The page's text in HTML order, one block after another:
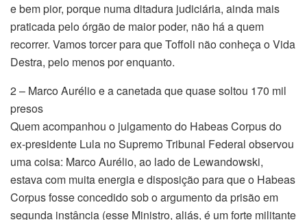
e bem pior, porque numa ditadura judiciária, ainda mais
praticada pelo órgão de maior poder, não há a quem
recorrer. Vamos torcer para que Toffoli não conheça o Vida
Destra, pelo menos por enquanto.
2 – Marco Aurélio e a canetada que quase soltou 170 mil
presos
Quem acompanhou o julgamento do Habeas Corpus do
ex-presidente Lula no Supremo Tribunal Federal observou
uma coisa: Marco Aurélio, ao lado de Lewandowski,
estava com muita energia e disposição para que o Habeas
Corpus fosse concedido sob o argumento da prisão em
segunda instância (esse Ministro, aliás, é um forte militante